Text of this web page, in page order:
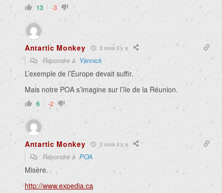
13 -3
Antartic Monkey 2 mois il y a
Répondre à Yannick
L’exemple de l’Europe devait suffir.
Mais notre POA s’imagine sur l’île de la Réunion.
6 -2
Antartic Monkey 2 mois il y a
Répondre à POA
Misère.
http://www.expedia.ca